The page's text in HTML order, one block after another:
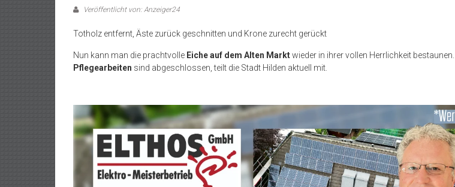
Veröffentlicht von: Anzeiger24
Totholz entfernt, Äste zurück geschnitten und Krone zurecht gerückt
Nun kann man die prachtvolle Eiche auf dem Alten Marktwieder in ihrer vollen Herrlichkeit bestaunen.
Pflegearbeiten sind abgeschlossen, teilt die Stadt Hilden aktuell mit.